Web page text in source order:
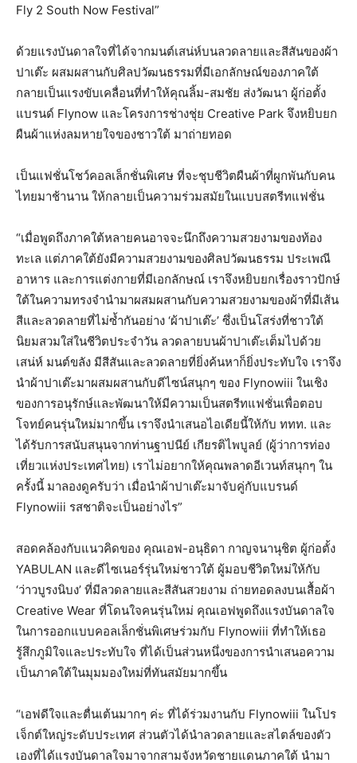
Fly 2 South Now Festival”
ด้วยแรงบันดาลใจที่ได้จากมนต์เสน่ห์บนลวดลายและสีสันของผ้า
ปาเต๊ะ ผสมผสานกับศิลปวัฒนธรรมที่มีเอกลักษณ์ของภาคใต้
กลายเป็นแรงขับเคลื่อนที่ทำให้คุณลิ้ม-สมชัย ส่งวัฒนา ผู้ก่อตั้ง
แบรนด์ Flynow และโครงการช่างชุ่ย Creative Park จึงหยิบยก
ผืนผ้าแห่งลมหายใจของชาวใต้ มาถ่ายทอด
เป็นแฟชั่นโชว์คอลเล็กชั่นพิเศษ ที่จะชุบชีวิตผืนผ้าที่ผูกพันกับคน
ไทยมาช้านาน ให้กลายเป็นความร่วมสมัยในแบบสตรีทแฟชั่น
“เมื่อพูดถึงภาคใต้หลายคนอาจจะนึกถึงความสวยงามของท้อง
ทะเล แต่ภาคใต้ยังมีความสวยงามของศิลปวัฒนธรรม ประเพณี
อาหาร และการแต่งกายที่มีเอกลักษณ์ เราจึงหยิบยกเรื่องราวปักษ์
ใต้ในความทรงจำนำมาผสมผสานกับความสวยงามของผ้าที่มีเส้น
สีและลวดลายที่ไม่ซ้ำกันอย่าง ‘ผ้าปาเต๊ะ’ ซึ่งเป็นโสร่งที่ชาวใต้
นิยมสวมใส่ในชีวิตประจำวัน ลวดลายบนผ้าปาเต๊ะเต็มไปด้วย
เสน่ห์ มนต์ขลัง มีสีสันและลวดลายที่ยิ่งค้นหาก็ยิ่งประทับใจ เราจึง
นำผ้าปาเต๊ะมาผสมผสานกับดีไซน์สนุกๆ ของ Flynowiii ในเชิง
ของการอนุรักษ์และพัฒนาให้มีความเป็นสตรีทแฟชั่นเพื่อตอบ
โจทย์คนรุ่นใหม่มากขึ้น เราจึงนำเสนอไอเดียนี้ให้กับ ททท. และ
ได้รับการสนับสนุนจากท่านฐาปนีย์ เกียรติไพบูลย์ (ผู้ว่าการท่อง
เที่ยวแห่งประเทศไทย) เราไม่อยากให้คุณพลาดอีเวนท์สนุกๆ ใน
ครั้งนี้ มาลองดูครับว่า เมื่อนำผ้าปาเต๊ะมาจับคู่กับแบรนด์
Flynowiii รสชาติจะเป็นอย่างไร”
สอดคล้องกับแนวคิดของ คุณเอฟ-อนุธิดา กาญจนานุชิต ผู้ก่อตั้ง
YABULAN และดีไซเนอร์รุ่นใหม่ชาวใต้ ผู้มอบชีวิตใหม่ให้กับ
‘ว่าวบูรงนิบง’ ที่มีลวดลายและสีสันสวยงาม ถ่ายทอดลงบนเสื้อผ้า
Creative Wear ที่โดนใจคนรุ่นใหม่ คุณเอฟพูดถึงแรงบันดาลใจ
ในการออกแบบคอลเล็กชั่นพิเศษร่วมกับ Flynowiii ที่ทำให้เธอ
รู้สึกภูมิใจและประทับใจ ที่ได้เป็นส่วนหนึ่งของการนำเสนอความ
เป็นภาคใต้ในมุมมองใหม่ที่ทันสมัยมากขึ้น
“เอฟดีใจและตื่นเต้นมากๆ ค่ะ ที่ได้ร่วมงานกับ Flynowiii ในโปร
เจ็กต์ใหญ่ระดับประเทศ ส่วนตัวได้นำลวดลายและสไตล์ของตัว
เองที่ได้แรงบันดาลใจมาจากสามจังหวัดชายแดนภาคใต้ นำมา